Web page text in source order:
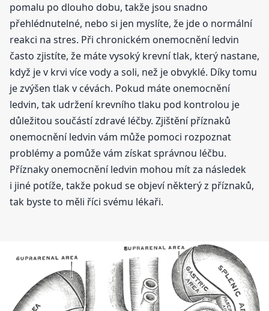
pomalu po dlouho dobu, takže jsou snadno
přehlédnutelné, nebo si jen myslíte, že jde o normální
reakci na stres. Při chronickém onemocnění ledvin
často zjistíte, že máte vysoký krevní tlak, který nastane,
když je v krvi více vody a soli, než je obvyklé. Díky tomu
je zvýšen tlak v cévách. Pokud máte onemocnění
ledvin, tak udržení krevního tlaku pod kontrolou je
důležitou součástí zdravé léčby. Zjištění příznaků
onemocnění ledvin vám může pomoci rozpoznat
problémy a pomůže vám získat správnou léčbu.
Příznaky onemocnění ledvin mohou mít za následek
i jiné potíže, takže pokud se objeví některý z příznaků,
tak byste to měli říci svému lékaři.